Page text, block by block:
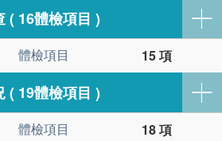
( 16體檢項目 )
體檢項目
( 19體檢項目 )
體檢項目
15 項
18 項